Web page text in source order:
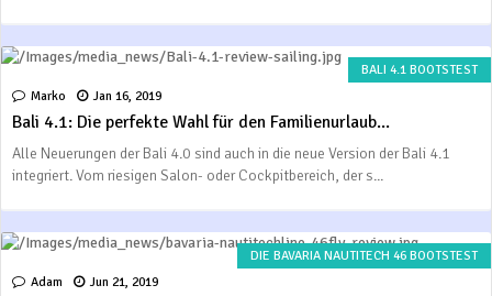
BALI 4.1 BOOTSTEST
Marko
Jan 16, 2019
Bali 4.1: Die perfekte Wahl für den Familienurlaub...
Alle Neuerungen der Bali 4.0 sind auch in die neue Version der Bali 4.1
integriert. Vom riesigen Salon- oder Cockpitbereich, der s...
DIE BAVARIA NAUTITECH 46 BOOTSTEST
Adam
Jun 21, 2019